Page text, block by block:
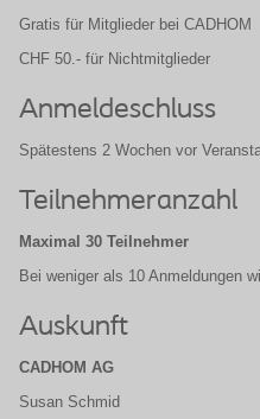
Gratis für Mitglieder bei CADHOM
CHF 50.- für Nichtmitglieder
Anmeldeschluss
Spätestens 2 Wochen vor
Teilnehmeranzahl
Maximal 30 Teilnehmer
Bei weniger als 10 Anmeldungen
Auskunft
CADHOM AG
Susan Schmid